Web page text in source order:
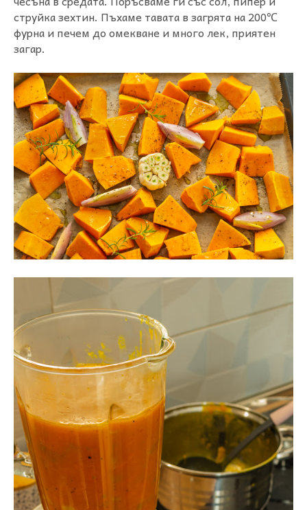
струйка зехтин. Пъхаме тавата в загрята на 200℃
фурна и печем до омекване и много лек, приятен
загар.